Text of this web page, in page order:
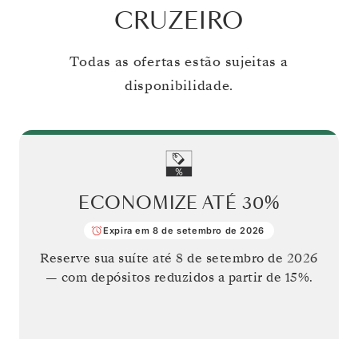
CRUZEIRO
Todas as ofertas estão sujeitas a
disponibilidade.
ECONOMIZE ATÉ 30%
Expira em 8 de setembro de 2026
Reserve sua suíte até8 de setembro de 2026
— com depósitos reduzidos a partir de 15%.